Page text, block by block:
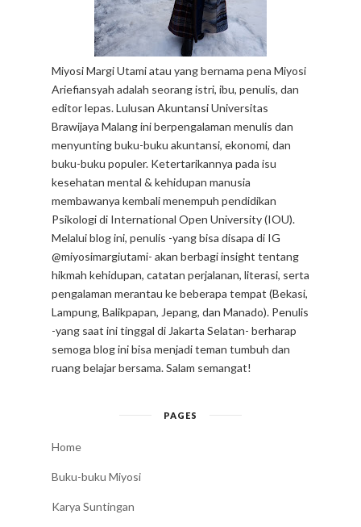
Miyosi Margi Utami atau yang bernama pena Miyosi
Ariefiansyah adalah seorang istri, ibu, penulis, dan
editor lepas. Lulusan Akuntansi Universitas
Brawijaya Malang ini berpengalaman menulis dan
menyunting buku-buku akuntansi, ekonomi, dan
buku-buku populer. Ketertarikannya pada isu
kesehatan mental & kehidupan manusia
membawanya kembali menempuh pendidikan
Psikologi di International Open University (IOU).
Melalui blog ini, penulis -yang bisa disapa di IG
@miyosimargiutami- akan berbagi insight tentang
hikmah kehidupan, catatan perjalanan, literasi, serta
pengalaman merantau ke beberapa tempat (Bekasi,
Lampung, Balikpapan, Jepang, dan Manado). Penulis
-yang saat ini tinggal di Jakarta Selatan- berharap
semoga blog ini bisa menjadi teman tumbuh dan
ruang belajar bersama. Salam semangat!
PAGES
Home
Buku-buku Miyosi
Karya Suntingan